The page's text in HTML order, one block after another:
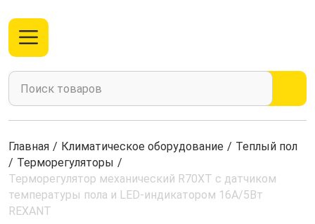
Главная / Климатическое оборудование / Теплый пол
/ Терморегуляторы /
Терморегулятор механический R70XT с датчиком
температуры пола и LED-индикатором 16А/5Вт
REXANT